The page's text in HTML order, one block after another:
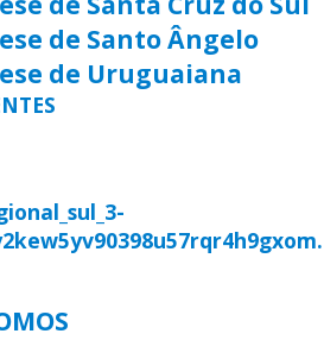
de Santo Ângelo
de Uruguaiana